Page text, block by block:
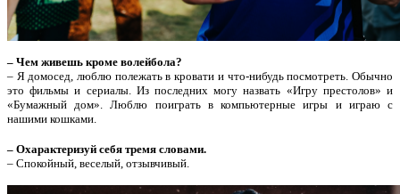
– Чем живешь кроме волейбола?
– Я домосед, люблю полежать в кровати и что-нибудь посмотреть. Обычно
это фильмы и сериалы. Из последних могу назвать «Игру престолов» и
«Бумажный дом». Люблю поиграть в компьютерные игры и играю с
нашими кошками.
– Охарактеризуй себя тремя словами.
– Спокойный, веселый, отзывчивый.